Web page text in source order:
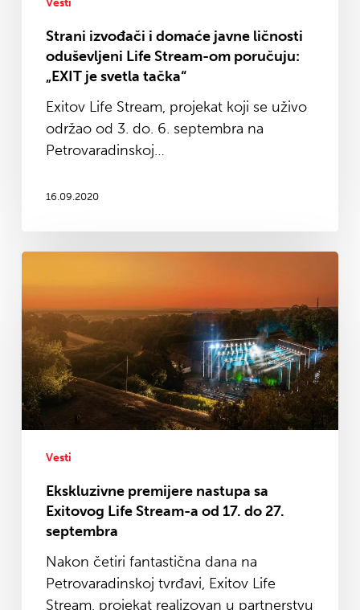
„EXIT
svetla
tačka“
Vesti
Strani izvođači i domaće javne ličnosti
oduševljeni Life Stream-om poručuju:
„EXIT je svetla tačka“
Exitov Life Stream, projekat koji se uživo
održao od 3. do. 6. septembra na
Petrovaradinskoj…
16.09.2020
premijere
nastupa
sa
Exitovog
Life
Stream-
a
od
septembra
Vesti
Ekskluzivne premijere nastupa sa
Exitovog Life Stream-a od 17. do 27.
septembra
Nakon četiri fantastična dana na
Petrovaradinskoj tvrđavi, Exitov Life
Stream, projekat realizovan u partnerstvu